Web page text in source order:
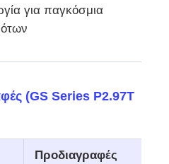
για παγκόσμια
(GS Series P2.97T
Προδιαγραφές